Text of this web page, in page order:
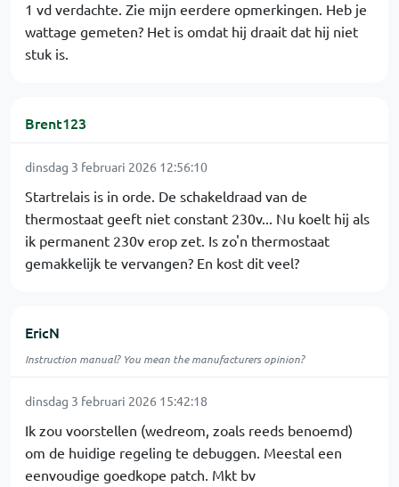
1 vd verdachte. Zie mijn eerdere opmerkingen. Heb je
wattage gemeten? Het is omdat hij draait dat hij niet
stuk is.
Brent123
dinsdag 3 februari 2026 12:56:10
Startrelais is in orde. De schakeldraad van de
thermostaat geeft niet constant 230v... Nu koelt hij als
ik permanent 230v erop zet. Is zo'n thermostaat
gemakkelijk te vervangen? En kost dit veel?
EricN
Instruction manual? You mean the manufacturers opinion?
dinsdag 3 februari 2026 15:42:18
Ik zou voorstellen (wedreom, zoals reeds benoemd)
om de huidige regeling te debuggen. Meestal een
eenvoudige goedkope patch. Mkt bv